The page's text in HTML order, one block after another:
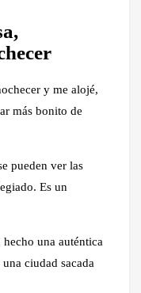
y me alojé,
más bonito de
pueden ver las
Es un
hecho una auténtica
ciudad sacada